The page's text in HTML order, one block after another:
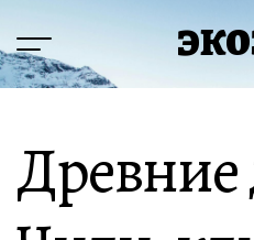
содержимому
Меню
Древние